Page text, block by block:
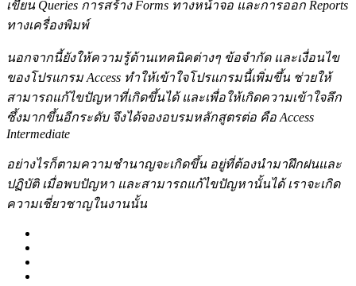
เขียน Queries การสร้าง Forms ทางหน้าจอ และการออก Reports
ทางเครื่องพิมพ์
นอกจากนี้ยังให้ความรู้ด้านเทคนิคต่างๆ ข้อจำกัด และเงื่อนไข
ของโปรแกรม Access ทำให้เข้าใจโปรแกรมนี้เพิ่มขึ้น ช่วยให้
สามารถแก้ไขปัญหาที่เกิดขึ้นได้ และเพื่อให้เกิดความเข้าใจลึก
ซึ้งมากขึ้นอีกระดับ จึงได้จองอบรมหลักสูตรต่อ คือ Access
Intermediate
อย่างไรก็ตามความชำนาญจะเกิดขึ้น อยู่ที่ต้องนำมาฝึกฝนและ
ปฏิบัติ เมื่อพบปัญหา และสามารถแก้ไขปัญหานั้นได้ เราจะเกิด
ความเชี่ยวชาญในงานนั้น